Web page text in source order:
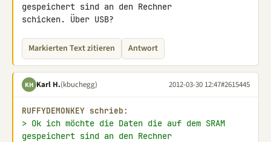
gespeichert sind an den Rechner
schicken. Über USB?
Markierten Text zitieren Antwort
KH Karl H.(kbuchegg) 2012-03-30 12:47#2615445
RUFFYDEMONKEY schrieb:
> Ok ich möchte die Daten die auf dem SRAM
gespeichert sind an den Rechner